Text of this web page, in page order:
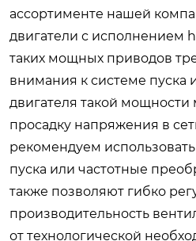
ассортименте нашей
двигатели с исполнением
таких мощных приводов
внимания к системе пуска
двигателя такой мощности
просадку напряжения в
рекомендуем
пуска или частотные
также позволяют гибко
производительность
от технологической